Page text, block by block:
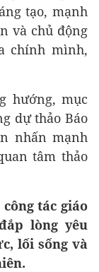
tạo, mạnh
và chủ động
chính mình,
hướng, mục
dự thảo Báo
nhấn mạnh
tâm thảo
tác giáo
lòng yêu
lối sống và